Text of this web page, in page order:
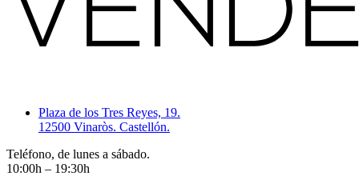
Plaza de los Tres Reyes, 19.
12500 Vinaròs. Castellón.
Teléfono, de lunes a sábado.
10:00h – 19:30h